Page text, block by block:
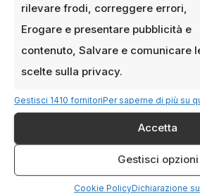
rilevare frodi, correggere errori,
Erogare e presentare pubblicità e
contenuto, Salvare e comunicare
scelte sulla privacy.
Gestisci 1410 fornitoriPer saperne di più su
Accetta
Gestisci opzioni
Cookie PolicyDichiarazione
Un paese di resistenza: il
documentario su Riace
Lucano al Cinema
29 NOVEMBRE 2024 LUCA
Una storia di accoglienza, utopia
arriva sul grande schermo per